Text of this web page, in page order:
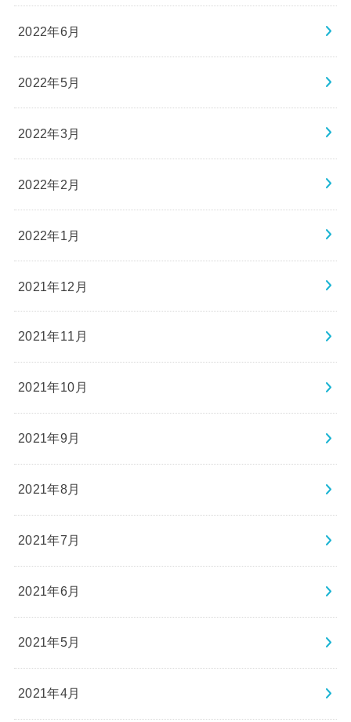
2022年6月
2022年5月
2022年3月
2022年2月
2022年1月
2021年12月
2021年11月
2021年10月
2021年9月
2021年8月
2021年7月
2021年6月
2021年5月
2021年4月